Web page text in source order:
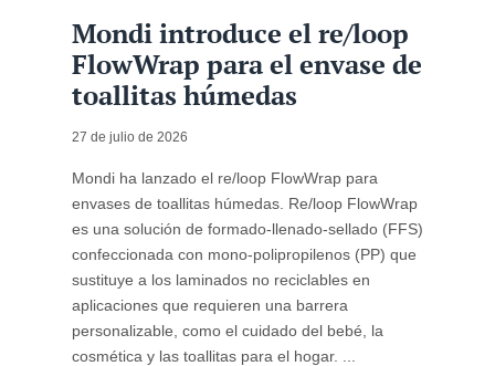
Mondi introduce el re/loop
FlowWrap para el envase de
toallitas húmedas
27 de julio de 2026
Mondi ha lanzado el re/loop FlowWrap para
envases de toallitas húmedas. Re/loop FlowWrap
es una solución de formado‑llenado‑sellado (FFS)
confeccionada con mono-polipropilenos (PP) que
sustituye a los laminados no reciclables en
aplicaciones que requieren una barrera
personalizable, como el cuidado del bebé, la
cosmética y las toallitas para el hogar. ...